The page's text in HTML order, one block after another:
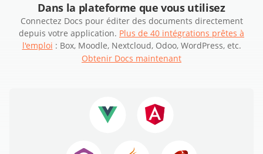
Dans la plateforme que vous utilisez
Connectez Docs pour éditer des documents directement
depuis votre application. Plus de 40 intégrations prêtes à
l'emploi : Box, Moodle, Nextcloud, Odoo, WordPress, etc.
Obtenir Docs maintenant